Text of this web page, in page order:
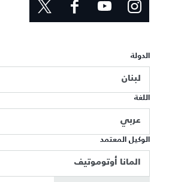
الدولة
لبنان
اللغة
عربي
الوكيل المعتمد
المانا أوتوموتيف